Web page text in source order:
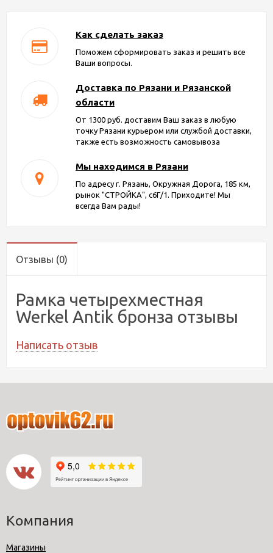
Как сделать заказ
Поможем сформировать заказ и решить все
Ваши вопросы.
Доставка по Рязани и Рязанской
области
От 1300 руб. доставим Ваш заказ в любую
точку Рязани курьером или службой доставки,
также есть возможность самовывоза
Мы находимся в Рязани
По адресу г. Рязань, Окружная Дорога, 185 км,
рынок "СТРОЙКА", с6Г/1. Приходите! Мы
всегда Вам рады!
Отзывы (0)
Рамка четырехместная
Werkel Antik бронза отзывы
Написать отзыв
Компания
Магазины